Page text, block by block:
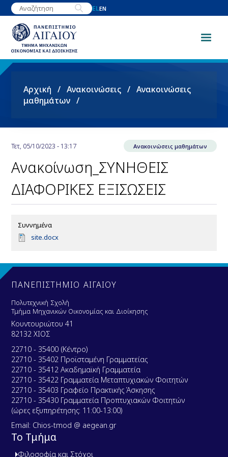
Παράκαμψη
προς
κυρίως
περιεχόμενο
ELEN
Breadcrumb
Αρχική Ανακοινώσεις
Ανακοινώσεις
μαθημάτων
Τετ, 05/10/2023 - 13:17 Ανακοινώσεις μαθημάτων
Ανακοίνωση_ΣΥΝΗΘΕΙΣ
ΔΙΑΦΟΡΙΚΕΣ ΕΞΙΣΩΣΕΙΣ
Συννημένα
D
u
e
n
t
site.docx
ΠΑΝΕΠΙΣΤΗΜΙΟ ΑΙΓΑΙΟΥ
Πολυτεχνική Σχολή
Τμήμα Μηχανικών Οικονομίας και Διοίκησης
Κουντουριώτου 41
82132 ΧΙΟΣ
22710 - 35400 (Κέντρο)
22710 - 35402 Προϊσταμένη Γραμματείας
22710 - 35412 Ακαδημαϊκή Γραμματεία
22710 - 35422 Γραμματεία Μεταπτυχιακών Φοιτητών
22710 - 35403 Γραφείο Πρακτικής Άσκησης
22710 - 35430 Γραμματεία Προπτυχιακών Φοιτητών
(ώρες εξυπηρέτησης: 11:00-13:00)
Email: Chios-tmod @ aegean.gr
Το Τμήμα
Φιλοσοφία και Στόχοι